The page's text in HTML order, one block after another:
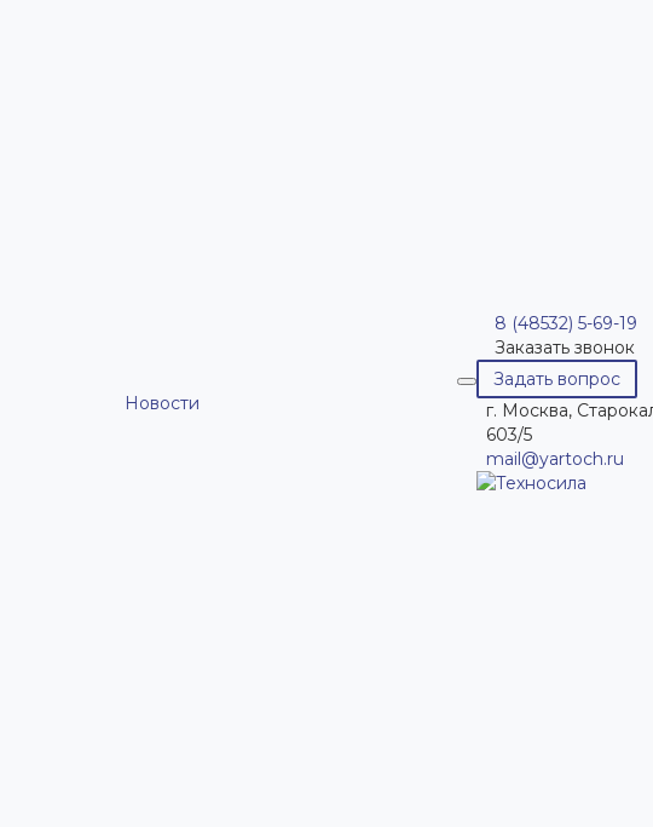
8 (48532) 5-69-19
Заказать звонок
Новости
Задать вопрос
г. Москва,
603/5
mail@yartoch.ru